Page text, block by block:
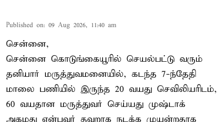
Published on: 09 Aug 2026, 11:40 am
சென்னை,
சென்னை கொடுங்கையூரில் செயல்பட்டு வரும்
தனியார் மருத்துவமனையில், கடந்த 7-ந்தேதி
மாலை பணியில் இருந்த 20 வயது செவிலியரிடம்,
60 வயதான மருத்துவர் செய்யது முஷ்டாக்
அகமது என்பவர் தவறாக நடக்க முயன்றதாக